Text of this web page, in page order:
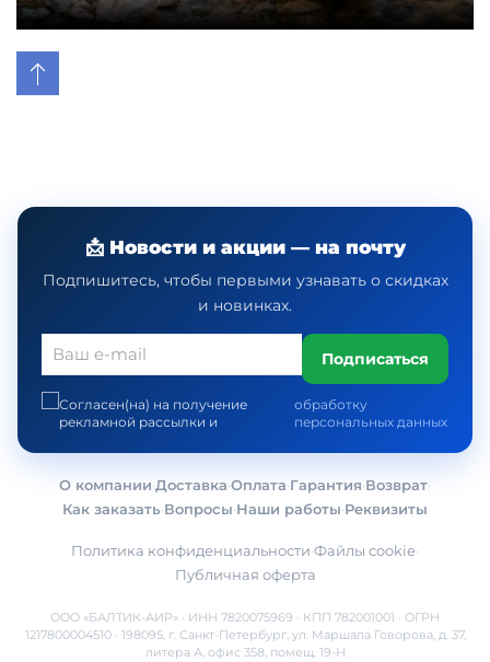
📩 Новости и акции — на почту
Подпишитесь, чтобы первыми узнавать о скидках
и новинках.
Подписаться
Согласен(на) на получение
рекламной рассылки и
обработку
персональных данных
О компании·Доставка·Оплата·Гарантия·Возврат·
Как заказать·Вопросы·Наши работы·Реквизиты
Политика конфиденциальности·Файлы cookie·
Публичная оферта
ООО «БАЛТИК-АИР» · ИНН 7820075969 · КПП 782001001 · ОГРН
1217800004510 · 198095, г. Санкт-Петербург, ул. Маршала Говорова, д. 37,
литера А, офис 358, помещ. 19-Н